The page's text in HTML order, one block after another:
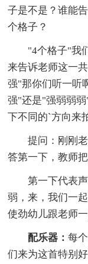
子是不是？谁能
个格子？
"4个格子"我
来告诉老师这一
强"那你们听一听
强"还是"强弱弱
下不同的`方向来
提问：刚刚
答第一下，教师
第一下代表
弱，来，我们一
使劲幼儿跟老师
配乐器：每
们来为这首特别